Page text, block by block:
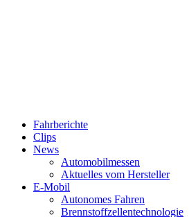
Fahrberichte
Clips
News
Automobilmessen
Aktuelles vom Hersteller
E-Mobil
Autonomes Fahren
Brennstoffzellentechnologie